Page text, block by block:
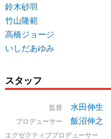
鈴木砂羽
竹山隆範
高橋ジョージ
いしだあゆみ
スタッフ
監督 水田伸生
プロデューサー 飯沼伸之
エグゼクティブプロデューサー